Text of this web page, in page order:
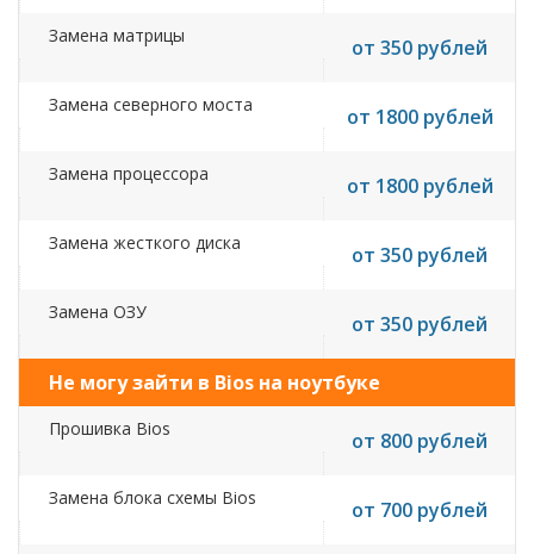
Замена матрицы от 350 рублей
Замена северного моста от 1800 рублей
Замена процессора от 1800 рублей
Замена жесткого диска от 350 рублей
Замена ОЗУ от 350 рублей
Не могу зайти в Bios на ноутбуке
Прошивка Bios от 800 рублей
Замена блока схемы Bios от 700 рублей